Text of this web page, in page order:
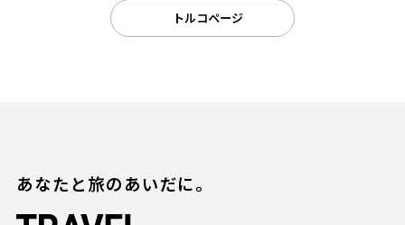
トルコページ
あなたと旅のあいだに。